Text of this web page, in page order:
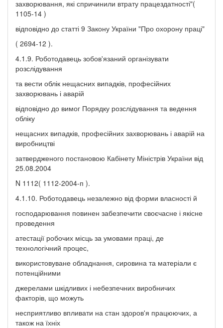
захворювання, які спричинили втрату працездатності"(
1105-14 )
відповідно до статті 9 Закону України "Про охорону праці"
( 2694-12 ).
4.1.9. Роботодавець зобов'язаний організувати
розслідування
та вести облік нещасних випадків, професійних
захворювань і аварій
відповідно до вимог Порядку розслідування та ведення
обліку
нещасних випадків, професійних захворювань і аварій на
виробництві
затвердженого постановою Кабінету Міністрів України від
25.08.2004
N 1112( 1112-2004-п ).
4.1.10. Роботодавець незалежно від форми власності й
господарювання повинен забезпечити своєчасне і якісне
проведення
атестації робочих місць за умовами праці, де
технологічний процес,
використовуване обладнання, сировина та матеріали є
потенційними
джерелами шкідливих і небезпечних виробничих
факторів, що можуть
несприятливо впливати на стан здоров'я працюючих, а
також на їхніх